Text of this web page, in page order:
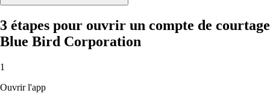
3 étapes pour ouvrir un compte de courtage
Blue Bird Corporation
1
Ouvrir l'app